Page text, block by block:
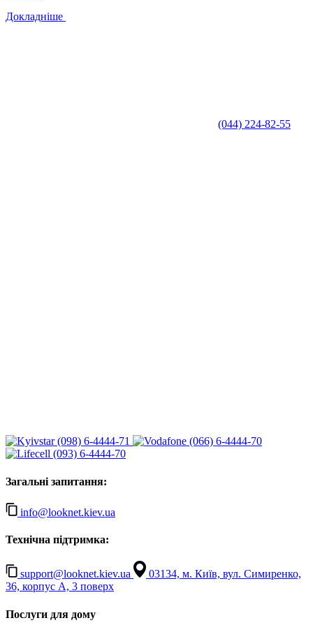
Докладніше
(044) 224-82-55
(098) 6-4444-71
(066) 6-4444-70
(093) 6-4444-70
Загальні запитання:
info@looknet.kiev.ua
Технічна підтримка:
support@looknet.kiev.ua
03134, м. Київ, вул. Симиренко,
36, корпус А, 3 поверх
Послуги для дому